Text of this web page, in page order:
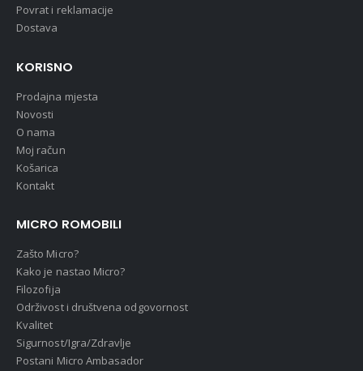
Povrat i reklamacije
Dostava
KORISNO
Prodajna mjesta
Novosti
O nama
Moj račun
Košarica
Kontakt
MICRO ROMOBILI
Zašto Micro?
Kako je nastao Micro?
Filozofija
Održivost i društvena odgovornost
Kvalitet
Sigurnost/Igra/Zdravlje
Postani Micro Ambasador